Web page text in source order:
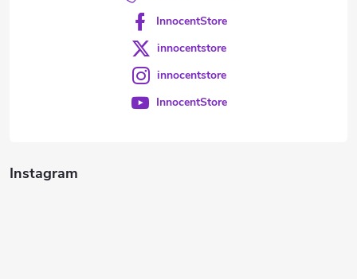
Instagram
InnocentStore
innocentstore
innocentstore
InnocentStore